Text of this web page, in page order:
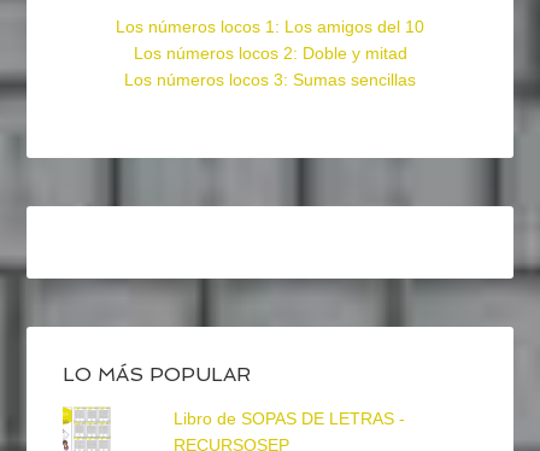
Los números locos 1: Los amigos del 10
Los números locos 2: Doble y mitad
Los números locos 3: Sumas sencillas
LO MÁS POPULAR
Libro de SOPAS DE LETRAS -
RECURSOSEP